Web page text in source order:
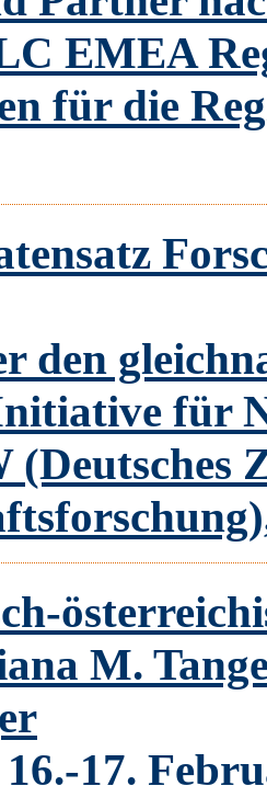
EMEA
für die
den
für
(Deutsches
M.
17.